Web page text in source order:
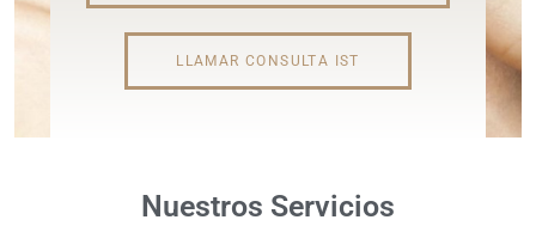
LLAMAR CONSULTA IST
Nuestros Servicios